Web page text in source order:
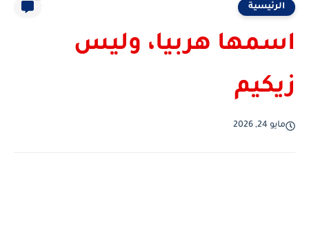
الرئيسية
اسمها هربيا، وليس
زيكيم
مايو 24, 2026